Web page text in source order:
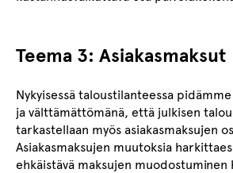
Teema 3: Asiakasmaksut
Nykyisessä taloustilanteessa
ja välttämättömänä, että julkisen
tarkastellaan myös asiakasmaksujen
Asiakasmaksujen muutoksia
ehkäistävä maksujen